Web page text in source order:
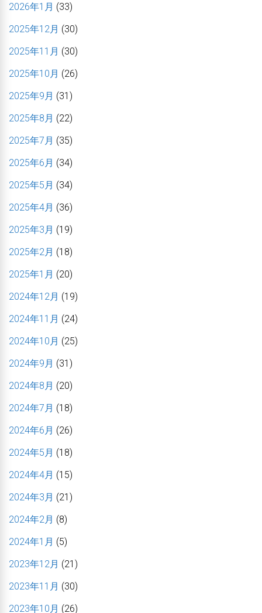
2026年1月 (33)
2025年12月 (30)
2025年11月 (30)
2025年10月 (26)
2025年9月 (31)
2025年8月 (22)
2025年7月 (35)
2025年6月 (34)
2025年5月 (34)
2025年4月 (36)
2025年3月 (19)
2025年2月 (18)
2025年1月 (20)
2024年12月 (19)
2024年11月 (24)
2024年10月 (25)
2024年9月 (31)
2024年8月 (20)
2024年7月 (18)
2024年6月 (26)
2024年5月 (18)
2024年4月 (15)
2024年3月 (21)
2024年2月 (8)
2024年1月 (5)
2023年12月 (21)
2023年11月 (30)
2023年10月 (26)